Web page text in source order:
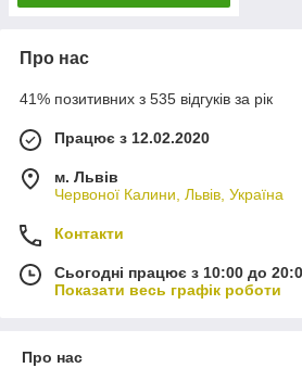
Про нас
41% позитивних з 535 відгуків за рік
Працює з 12.02.2020
м. Львів
Червоної Калини, Львів, Україна
Контакти
Сьогодні працює з 10:00 до
Показати весь графік роботи
Про нас